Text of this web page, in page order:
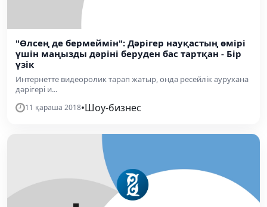
"Өлсең де бермеймін": Дәрігер науқастың өмірі
үшін маңызды дәріні беруден бас тартқан - Бір
үзік
Интернетте видеоролик тарап жатыр, онда ресейлік аурухана
дәрігері и...
11 қараша 2018•Шоу-бизнес